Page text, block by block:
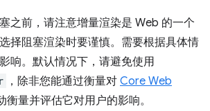
之前，请注意增量渲染是 Web 的一个
择阻塞渲染时要谨慎。需要根据具体情
响。默认情况下，请避免使用
，除非您能通过衡量对 Core Web
衡量并评估它对用户的影响。